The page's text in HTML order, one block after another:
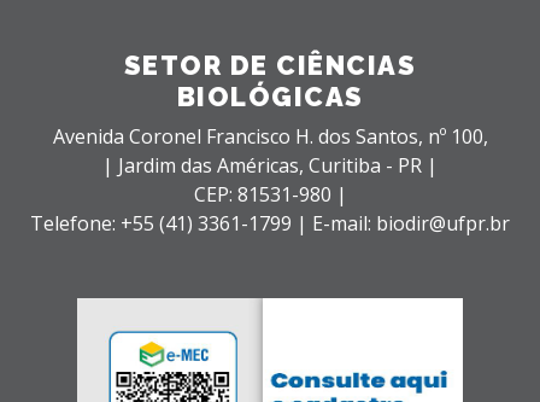
SETOR DE CIÊNCIAS
BIOLÓGICAS
Avenida Coronel Francisco H. dos Santos, nº 100,
| Jardim das Américas, Curitiba - PR |
CEP: 81531-980 |
Telefone: +55 (41) 3361-1799 | E-mail: biodir@ufpr.br